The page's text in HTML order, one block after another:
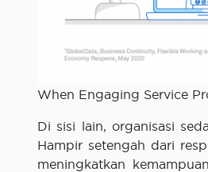
When Engaging Service
Di sisi lain, organisasi
Hampir setengah dari
meningkatkan